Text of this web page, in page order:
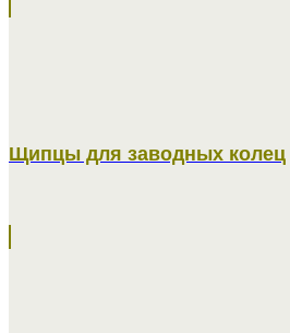
Щипцы для заводных колец